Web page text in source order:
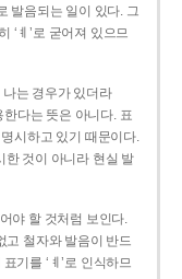
발음되는 일이 있다. 그
‘ㅖ’로 굳어져 있으므
나는 경우가 있더라
한다는 뜻은 아니다. 표
시하고 있기 때문이다.
한 것이 아니라 현실 발
어야 할 것처럼 보인다.
고 철자와 발음이 반드
기를 ‘ㅖ’로 인식하므